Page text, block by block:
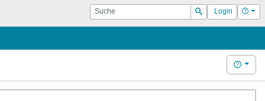
Suche
Suchen
Login Hilfe
Hilfe